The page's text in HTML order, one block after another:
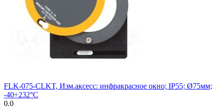
FLK-075-CLKT, Изм.аксесс: инфракрасное окно; IP55; Ø75мм;
-40÷232°C
0.0